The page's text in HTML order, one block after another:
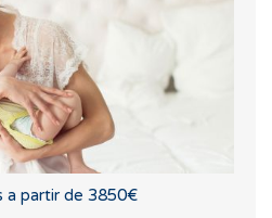
a partir de 3850€